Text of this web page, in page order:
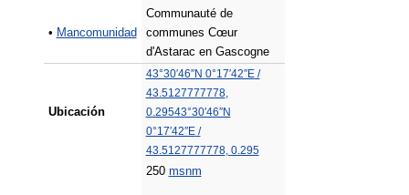
• Mancomunidad
Communauté de
communes Cœur
d'Astarac en Gascogne
Ubicación
43°30′46″N 0°17′42″E/
43.5127777778,
0.29543°30′46″N
0°17′42″E/
43.5127777778, 0.295
250 msnm